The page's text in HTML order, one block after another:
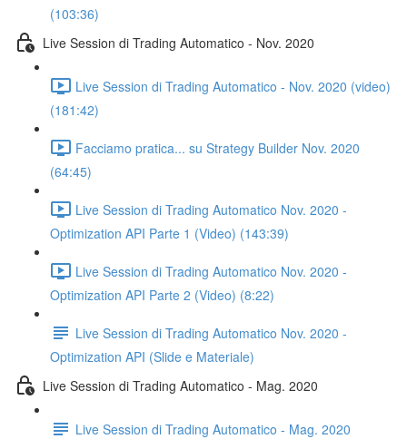
(103:36)
Live Session di Trading Automatico - Nov. 2020
Live Session di Trading Automatico - Nov. 2020 (video)
(181:42)
Facciamo pratica... su Strategy Builder Nov. 2020
(64:45)
Live Session di Trading Automatico Nov. 2020 -
Optimization API Parte 1 (Video) (143:39)
Live Session di Trading Automatico Nov. 2020 -
Optimization API Parte 2 (Video) (8:22)
Live Session di Trading Automatico Nov. 2020 -
Optimization API (Slide e Materiale)
Live Session di Trading Automatico - Mag. 2020
Live Session di Trading Automatico - Mag. 2020